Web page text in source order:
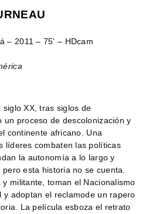
– 2011 – 75' – HDcam
siglo XX, tras siglos de
un proceso de descolonización y
continente africano. Una
líderes combaten las políticas
la autonomía a lo largo y
esta historia no se cuenta.
y militante, toman el Nacionalismo
y adoptan el reclamode un rapero
La película esboza el retrato